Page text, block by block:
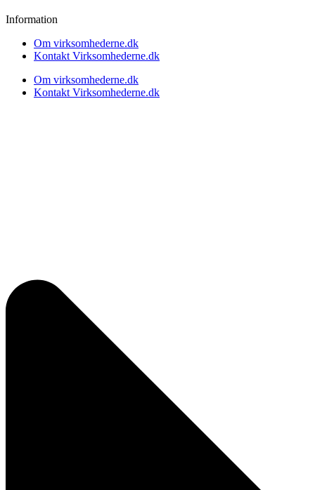
Information
Om virksomhederne.dk
Kontakt Virksomhederne.dk
Om virksomhederne.dk
Kontakt Virksomhederne.dk